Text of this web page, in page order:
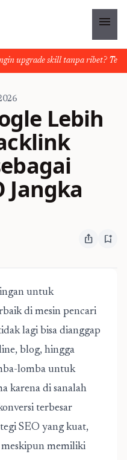
menu
upgrade skill tanpa ribet?
Lebih
Jangka
ios_share bookmark_add
untuk
di mesin pencari
lagi bisa dianggap
blog, hingga
lomba untuk
karena di sanalah
terbesar
SEO yang kuat,
meskipun memiliki